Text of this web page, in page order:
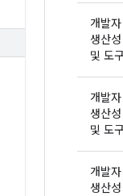
개발자
생산성
및 도
개발자
생산성
및 도
개발자
생산성